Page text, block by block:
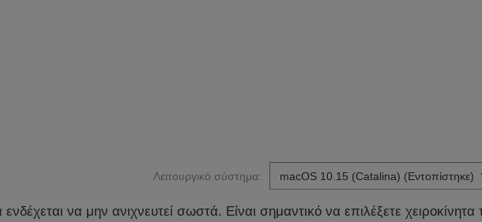
Λειτουργικό σύστημα:
να μην ανιχνευτεί σωστά. Είναι σημαντικό να επιλέξετε χειροκίνητα